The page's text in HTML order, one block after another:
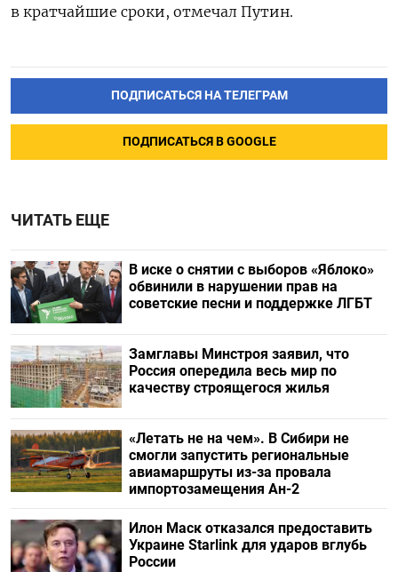
в кратчайшие сроки, отмечал Путин.
ПОДПИСАТЬСЯ НА ТЕЛЕГРАМ
ПОДПИСАТЬСЯ В GOOGLE
ЧИТАТЬ ЕЩЕ
В иске о снятии с выборов «Яблоко»
обвинили в нарушении прав на
советские песни и поддержке ЛГБТ
Замглавы Минстроя заявил, что
Россия опередила весь мир по
качеству строящегося жилья
«Летать не на чем». В Сибири не
смогли запустить региональные
авиамаршруты из-за провала
импортозамещения Ан-2
Илон Маск отказался предоставить
Украине Starlink для ударов вглубь
России